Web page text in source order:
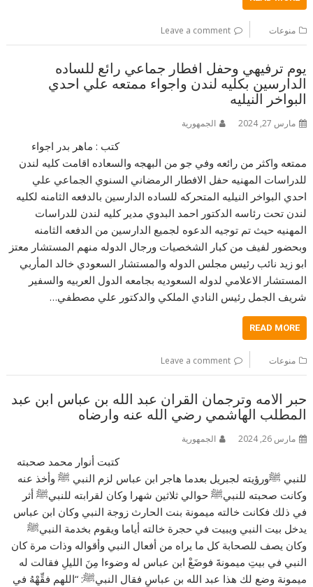
منوعات Leave a comment
يوم ترفيهي وحفل افطار جماعي رائع للساده
الدارسين بكليه لندن واجواء ممتعه علي احدي
البواخر النيليه
مارس 27, 2024 الجمهورية
كتب : ماهر بدر اجواء
ممتعه واكثر من رائعه وفي جو من البهجه والسعاده اقامت كليه لندن
للدراسات المهنيه حفل الافطار الرمضاني السنوي الجماعي علي
احدي البواخر النيليه المتحركه للساده الدارسين بالدفعه الثامنه لكليه
لندن تحت رئاسه الدكتور احمد البدوي مدير كليه لندن للدراسات
المهنيه حيث تم توجيه الدعوه لجميع الدارسين من الدفعه الثامنه
وبحضور لفيف من كبار الشخصيات ورجال الدوله منهم المستشار معتز
ابو زيد نائب رئيس مجلس الدوله والمستشار السعودي خالد المأربي
المستشار الاعلامي لدوله السعوديه بجامعه الدول العربيه والسفير
شريف الجمل رئيس النادي الملكي والدكتور علي مصطفي…
READ MORE
منوعات Leave a comment
حبر الامه وترجمان القران عبد الله بن عباس ابن عبد
المطلب الهاشمي رضي الله عنه وارضاه
مارس 26, 2024 الجمهورية
كتبت أنوار محمد صحبته
للنبي ﷺورؤيته لجبريل بعدما هاجر ابن عباس لزم النبي ﷺ وأخذ عنه
وكانت صحبته للنبيﷺ حوالي ثلاثين شهرا وكان لقرابته للنبيﷺ أثر
في ذلك فكانت خالته ميمونة بنت الحارث زوجة النبي وكان ابن عباس
يدخل بيت النبي ويبيت في حجرة خالته أياما ويقوم بخدمة النبيﷺ
وكان يصف للصحابة كل ما يراه من أفعال النبي وأقواله وذات مرة كان
النبي في بيتِ ميمونةَ فوضَعْ ابن عباس له وضوءا مِنَ الليلِ فقالت له
ميمونة وضع لك هذا عبد الله بن عباسٍ فقال النبيﷺ: “اللهم فقِّهْهُ في